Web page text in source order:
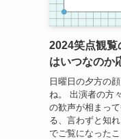
2024笑点観
はいつなのか
日曜日の夕方の
ね。 出演者の方
の歓声が相まっ
る、言わずと知
でご覧になった